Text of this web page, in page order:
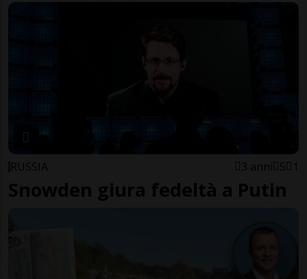
RUSSIA 3 anni 5 1
Snowden giura fedeltà a Putin